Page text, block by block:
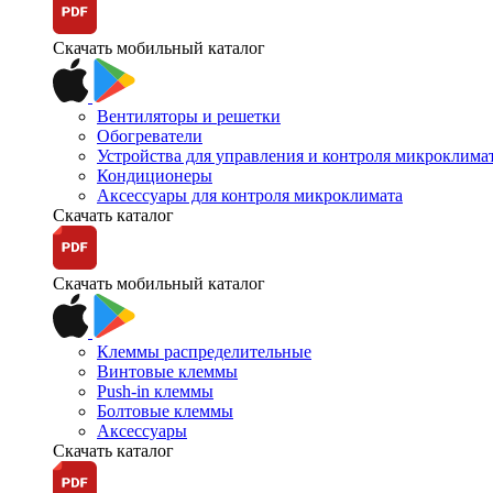
Скачать мобильный каталог
Вентиляторы и решетки
Обогреватели
Устройства для управления и контроля
Кондиционеры
Аксессуары для контроля микроклимата
Скачать каталог
Скачать мобильный каталог
Клеммы распределительные
Винтовые клеммы
Push-in клеммы
Болтовые клеммы
Аксессуары
Скачать каталог